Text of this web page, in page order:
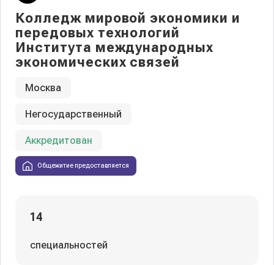
Колледж мировой экономики и
передовых технологий
Института международных
экономических связей
Москва
Негосударственный
Аккредитован
Общежитие предоставляется
14
специальностей